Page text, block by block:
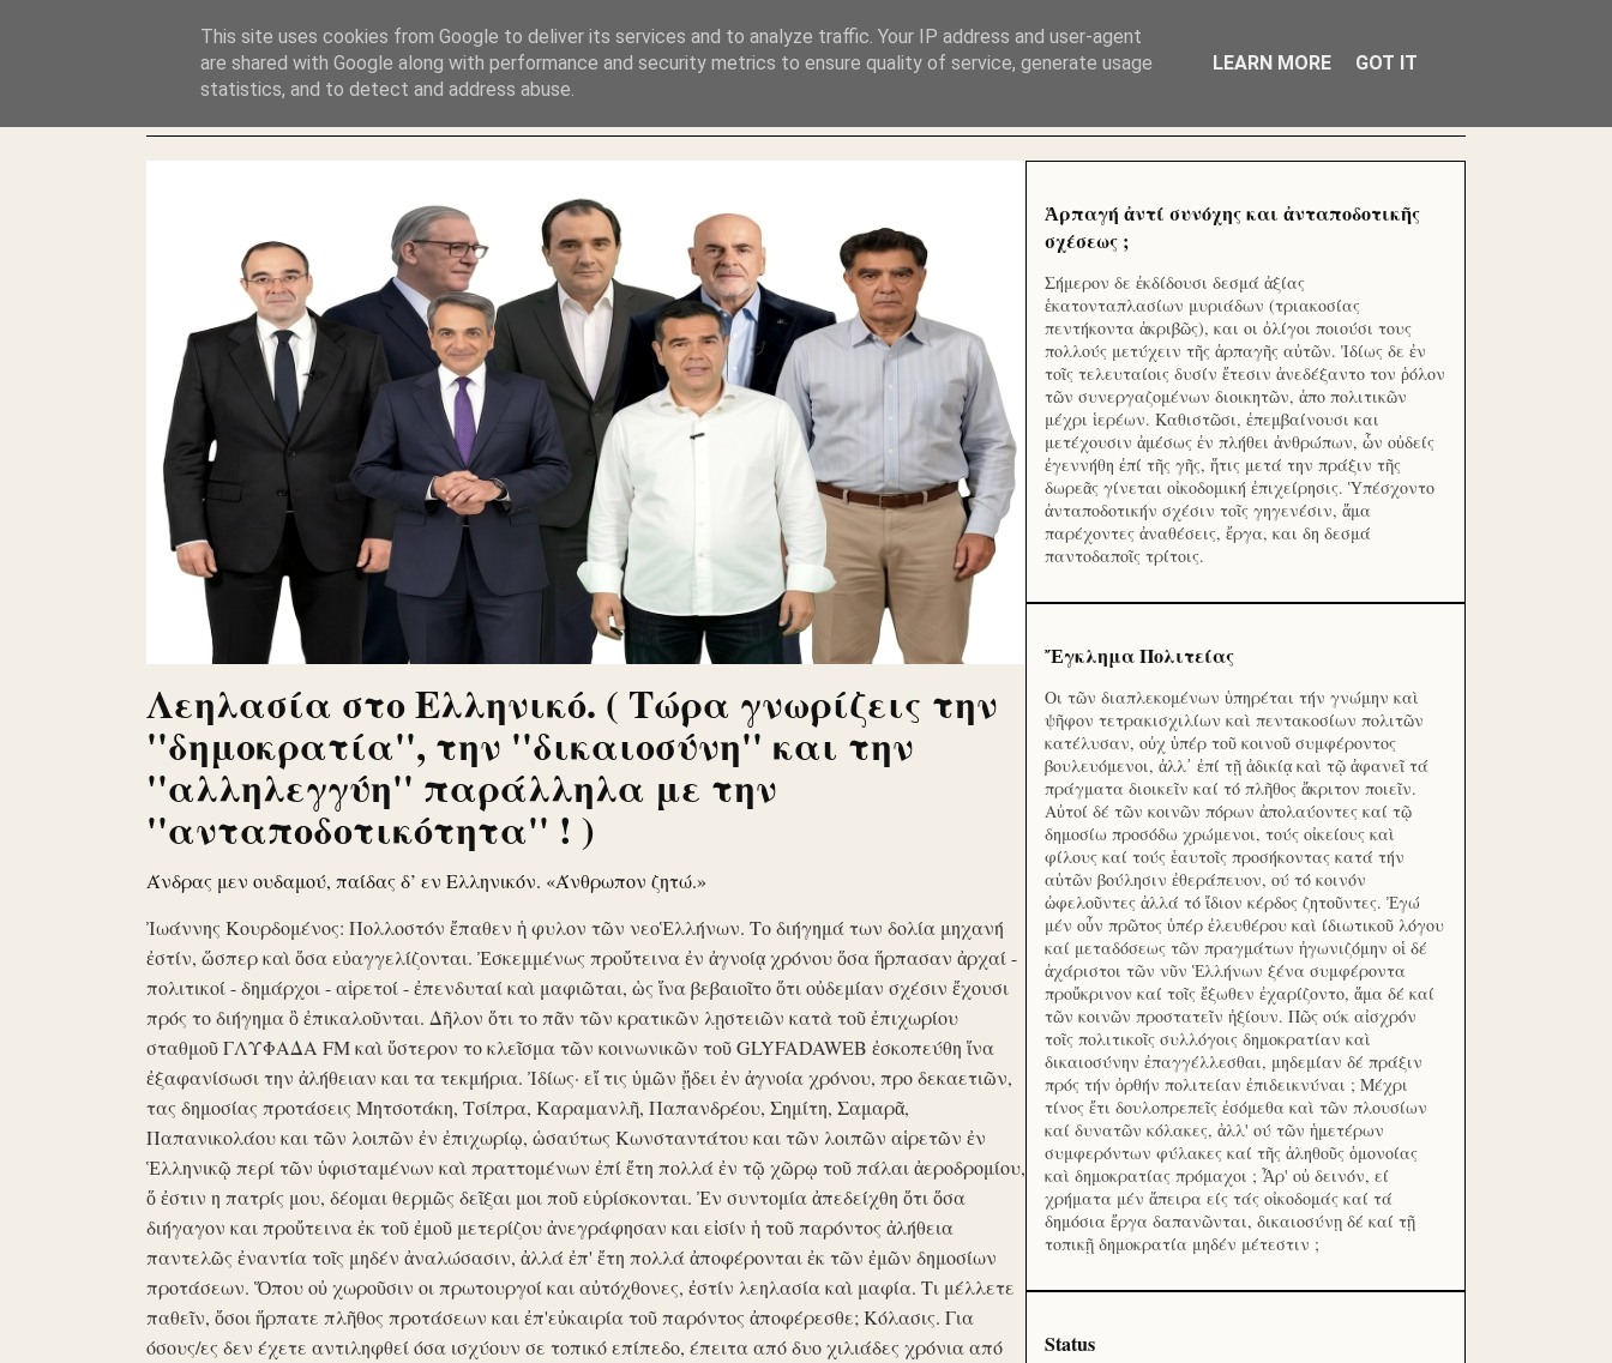
ΛΕΗΛΑΣΙΑ ΚΑΙ ΕΓΚΛΗΜΑ ?
Λεηλασία στο Ελληνικό. ( Τώρα γνωρίζεις την
''δημοκρατία'', την ''δικαιοσύνη'' και την
''αλληλεγγύη'' παράλληλα με την
''ανταποδοτικότητα'' ! )
Άνδρας μεν ουδαμού, παίδας δ’ εν Ελληνικόν. «Άνθρωπον ζητώ.»
Ἰωάννης Κουρδομένος: Πολλοστόν ἔπαθεν ἡ φυλον τῶν νεοἙλλήνων. Το διήγημά των δολία μηχανή
ἐστίν, ὥσπερ καὶ ὅσα εὐαγγελίζονται. Ἐσκεμμένως προὔτεινα ἐν ἀγνοίᾳ χρόνου ὅσα ἥρπασαν ἀρχαί -
πολιτικοί - δημάρχοι - αἱρετοί - ἐπενδυταί καὶ μαφιῶται, ὡς ἵνα βεβαιοῖτο ὅτι οὐδεμίαν σχέσιν ἔχουσι
πρός το διήγημα ὃ ἐπικαλοῦνται. Δῆλον ὅτι το πᾶν τῶν κρατικῶν λῃστειῶν κατὰ τοῦ ἐπιχωρίου
σταθμοῦ ΓΛΥΦΑΔΑ FM καὶ ὕστερον το κλεῖσμα τῶν κοινωνικῶν τοῦ GLYFADAWEB ἐσκοπεύθη ἵνα
ἐξαφανίσωσι την ἀλήθειαν και τα τεκμήρια. Ἰδίως· εἴ τις ὑμῶν ᾔδει ἐν ἀγνοία χρόνου, προ δεκαετιῶν,
τας δημοσίας προτάσεις Μητσοτάκη, Τσίπρα, Καραμανλῆ, Παπανδρέου, Σημίτη, Σαμαρᾶ,
Παπανικολάου και τῶν λοιπῶν ἐν ἐπιχωρίῳ, ὡσαύτως Κωνσταντάτου και τῶν λοιπῶν αἱρετῶν ἐν
Ἑλληνικῷ περί τῶν ὑφισταμένων καὶ πραττομένων ἐπί ἔτη πολλά ἐν τῷ χῶρῳ τοῦ πάλαι ἀεροδρομίου,
ὅ ἐστιν η πατρίς μου, δέομαι θερμῶς δεῖξαι μοι ποῦ εὑρίσκονται. Ἐν συντομία ἀπεδείχθη ὅτι ὅσα
διήγαγον και προὔτεινα ἐκ τοῦ ἐμοῦ μετερίζου ἀνεγράφησαν και εἰσίν ἡ τοῦ παρόντος ἀλήθεια
παντελῶς ἐναντία τοῖς μηδέν ἀναλώσασιν, ἀλλά ἐπ' ἔτη πολλά ἀποφέρονται ἐκ τῶν ἐμῶν δημοσίων
προτάσεων. Ὅπου οὐ χωροῦσιν οι πρωτουργοί και αὐτόχθονες, ἐστίν λεηλασία καὶ μαφία. Τι μέλλετε
παθεῖν, ὅσοι ἥρπατε πλῆθος προτάσεων και ἐπ'εὐκαιρία τοῦ παρόντος ἀποφέρεσθε; Κόλασις. Για
όσους/ες δεν έχετε αντιληφθεί όσα ισχύουν σε τοπικό επίπεδο, έπειτα από δυο χιλιάδες χρόνια από
Ἁρπαγή ἀντί συνόχης και ἀνταποδοτικῆς
σχέσεως ;
Σήμερον δε ἐκδίδουσι δεσμά ἀξίας
ἑκατονταπλασίων μυριάδων (τριακοσίας
πεντήκοντα ἀκριβῶς), και οι ὀλίγοι ποιούσι τους
πολλούς μετύχειν τῆς ἁρπαγῆς αὐτῶν. Ἰδίως δε ἐν
τοῖς τελευταίοις δυσίν ἔτεσιν ἀνεδέξαντο τον ῥόλον
τῶν συνεργαζομένων διοικητῶν, ἀπο πολιτικῶν
μέχρι ἱερέων. Καθιστῶσι, ἐπεμβαίνουσι και
μετέχουσιν ἀμέσως ἐν πλήθει ἀνθρώπων, ὧν οὐδείς
ἐγεννήθη ἐπί τῆς γῆς, ἥτις μετά την πράξιν τῆς
δωρεᾶς γίνεται οἰκοδομική ἐπιχείρησις. Ὑπέσχοντο
ἀνταποδοτικήν σχέσιν τοῖς γηγενέσιν, ἅμα
παρέχοντες ἀναθέσεις, ἔργα, και δη δεσμά
παντοδαποῖς τρίτοις.
Ἔγκλημα Πολιτείας
Οι τῶν διαπλεκομένων ὑπηρέται τήν γνώμην καὶ
ψῆφον τετρακισχιλίων καὶ πεντακοσίων πολιτῶν
κατέλυσαν, οὐχ ὑπέρ τοῦ κοινοῦ συμφέροντος
βουλευόμενοι, ἀλλ᾽ ἐπί τῇ ἀδικίᾳ καὶ τῷ ἀφανεῖ τά
πράγματα διοικεῖν καί τό πλῆθος ἄκριτον ποιεῖν.
Αὐτοί δέ τῶν κοινῶν πόρων ἀπολαύοντες καί τῷ
δημοσίω προσόδω χρώμενοι, τούς οἰκείους καὶ
φίλους καί τούς ἑαυτοῖς προσήκοντας κατά τήν
αὑτῶν βούλησιν ἐθεράπευον, ού τό κοινόν
ὠφελοῦντες ἀλλά τό ἴδιον κέρδος ζητοῦντες. Ἐγώ
μέν οὖν πρῶτος ὑπέρ ἐλευθέρου καὶ ίδιωτικοῦ λόγου
καί μεταδόσεως τῶν πραγμάτων ἠγωνιζόμην οἱ δέ
ἀχάριστοι τῶν νῦν Ἑλλήνων ξένα συμφέροντα
προὔκρινον καί τοῖς ἔξωθεν ἐχαρίζοντο, ἅμα δέ καί
τῶν κοινῶν προστατεῖν ἠξίουν. Πῶς ούκ αἰσχρόν
τοῖς πολιτικοῖς συλλόγοις δημοκρατίαν καὶ
δικαιοσύνην ἐπαγγέλλεσθαι, μηδεμίαν δέ πράξιν
πρός τήν ὀρθήν πολιτείαν ἐπιδεικνύναι ; Μέχρι
τίνος ἔτι δουλοπρεπεῖς ἐσόμεθα καὶ τῶν πλουσίων
καί δυνατῶν κόλακες, ἀλλ' ού τῶν ἡμετέρων
συμφερόντων φύλακες καί τῆς ἀληθοῦς ὁμονοίας
καὶ δημοκρατίας πρόμαχοι ; Ἆρ' οὐ δεινόν, εί
χρήματα μέν ἄπειρα είς τάς οἰκοδομάς καί τά
δημόσια ἔργα δαπανῶνται, δικαιοσύνῃ δέ καί τῇ
τοπικῇ δημοκρατία μηδέν μέτεστιν ;
Status
This site uses cookies from Google to deliver its services and to analyze traffic. Your IP address and user-agent
are shared with Google along with performance and security metrics to ensure quality of service, generate usage
statistics, and to detect and address abuse.
LEARN MORE GOT IT